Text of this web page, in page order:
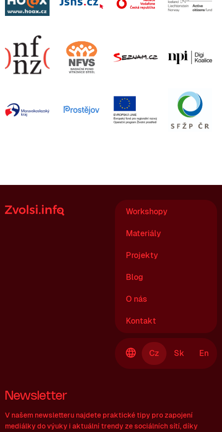
Workshopy
Materiály
Projekty
Blog
O nás
Kontakt
Cz Sk En
Newsletter
V našem newsletteru najdete praktické tipy pro zapojení
mediálky do výuky i aktuální trendy ze sociálních sítí, díky